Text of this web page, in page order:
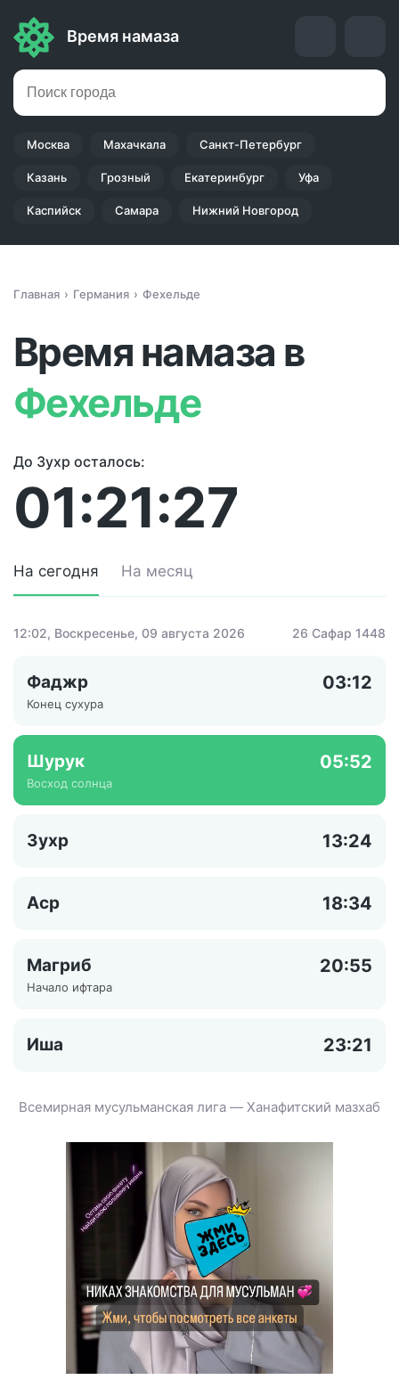
Время намаза
Москва Махачкала Санкт-Петербург
Казань Грозный Екатеринбург Уфа
Каспийск Самара Нижний Новгород
Главная Германия Фехельде
Время намаза в
Фехельде
До Зухр осталось:
01:21:27
На сегодня На месяц
12:02, Воскресенье, 09 августа 2026 26 Сафар 1448
Фаджр 03:12
Конец сухура
Шурук 05:52
Восход солнца
Зухр 13:24
Аср 18:34
Магриб 20:55
Начало ифтара
Иша 23:21
Всемирная мусульманская лига — Ханафитский мазхаб